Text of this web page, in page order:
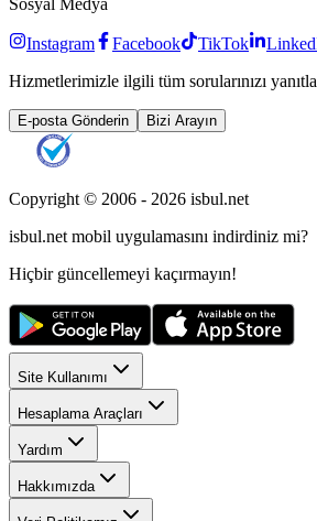
Sosyal Medya
Instagram Facebook TikTok
Hizmetlerimizle ilgili tüm sorularınızı
E-posta Gönderin Bizi Arayın
Copyright © 2006 - 2026 isbul.net
isbul.net mobil uygulamasını indirdiniz mi?
Hiçbir güncellemeyi kaçırmayın!
Site Kullanımı
Hesaplama Araçları
Yardım
Hakkımızda